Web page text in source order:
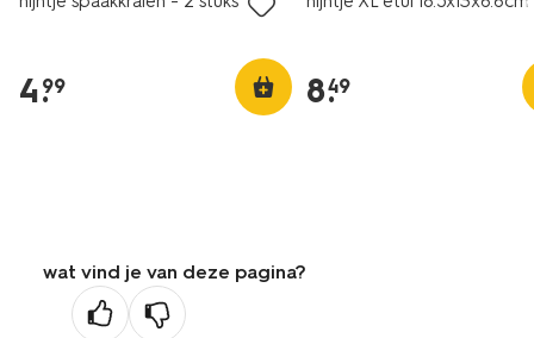
4.
99 8.
49
wat vind je van deze pagina?